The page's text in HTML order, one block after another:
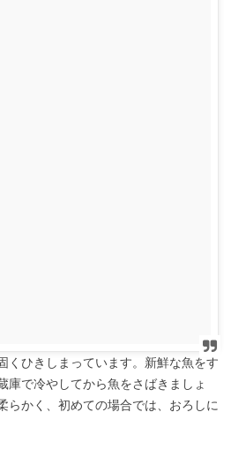
くひきしまっています。新鮮な魚をす
庫で冷やしてから魚をさばきましょ
らかく、初めての場合では、おろしに